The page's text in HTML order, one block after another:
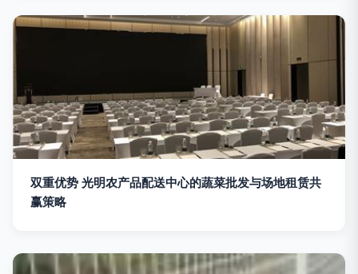
双重优势 光明农产品配送中心的蔬菜批发与场地租赁共
赢策略